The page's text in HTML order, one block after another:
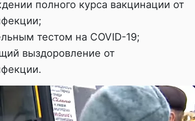
полного курса вакцинации от
тестом на COVID-19;
выздоровление от